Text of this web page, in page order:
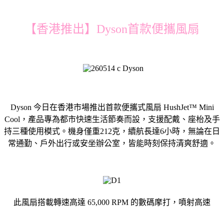
【香港推出】Dyson首款便攜風扇
Dyson 今日在香港市場推出首款便攜式風扇 HushJet™ Mini
Cool，產品專為都市快速生活節奏而設，支援配戴、座枱及手
持三種使用模式。機身僅重212克，續航長達6小時，無論在日
常通勤、戶外出行或安坐辦公室，皆能時刻保持清爽舒適。
此風扇搭載轉速高達 65,000 RPM 的數碼摩打，噴射高速